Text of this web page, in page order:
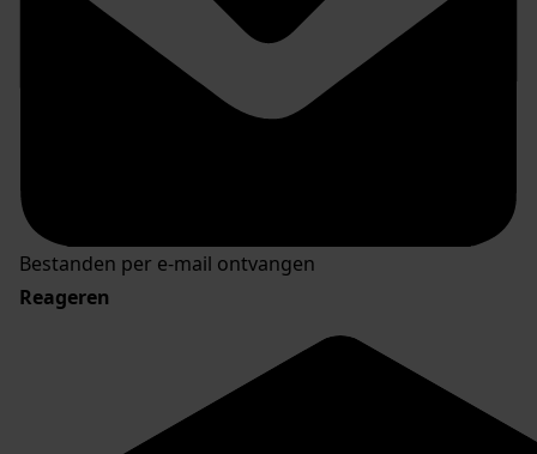
Bestanden per e-mail ontvangen
Reageren